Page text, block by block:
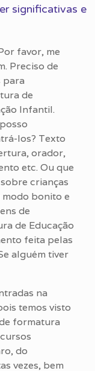
significativas e
favor, me
Preciso de
para
de
Infantil.
los? Texto
orador,
etc. Ou que
crianças
modo bonito e
de
de Educação
feita pelas
alguém tiver
na
temos visto
formatura
do
vezes, bem